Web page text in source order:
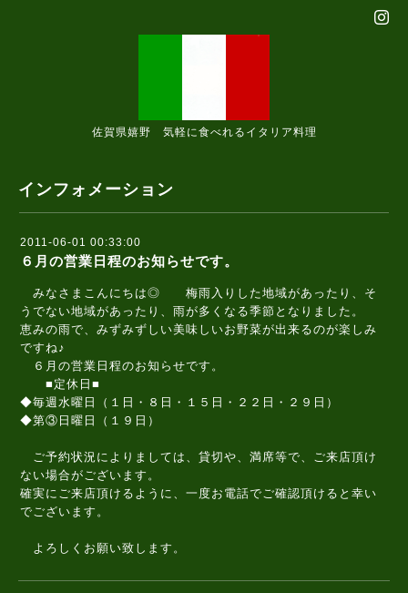
佐賀県嬉野 気軽に食べれるイタリア料理
インフォメーション
2011-06-01 00:33:00
６月の営業日程のお知らせです。
みなさまこんにちは◎ 梅雨入りした地域があったり、そ
うでない地域があったり、雨が多くなる季節となりました。
恵みの雨で、みずみずしい美味しいお野菜が出来るのが楽しみ
ですね♪
６月の営業日程のお知らせです。
■定休日■
◆毎週水曜日（１日・８日・１５日・２２日・２９日）
◆第③日曜日（１９日）
ご予約状況によりましては、貸切や、満席等で、ご来店頂け
ない場合がございます。
確実にご来店頂けるように、一度お電話でご確認頂けると幸い
でございます。
よろしくお願い致します。